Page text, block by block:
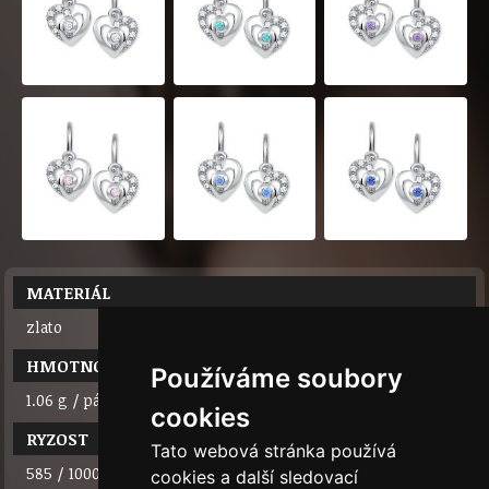
Používáme soubory
cookies
Tato webová stránka používá
cookies a další sledovací
MATERIÁL
zlato
HMOTNOST
1.06 g / pár
RYZOST
585 / 1000 (14 karátů)